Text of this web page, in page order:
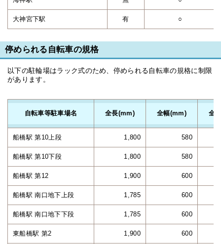
大神宮下駅 有 ○
停められる自転車の規格
以下の駐輪場はラック式のため、停められる自転車の規格に制限
があります。
自転車等駐車場名 全長(mm) 全幅(mm) 全
船橋駅 第10上段 1,800 580
船橋駅 第10下段 1,800 580
船橋駅 第12 1,900 600
船橋駅 南口地下上段 1,785 600
船橋駅 南口地下下段 1,785 600
東船橋駅 第2 1,900 600